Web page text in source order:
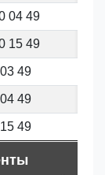
04 49
15 49
49
49
49